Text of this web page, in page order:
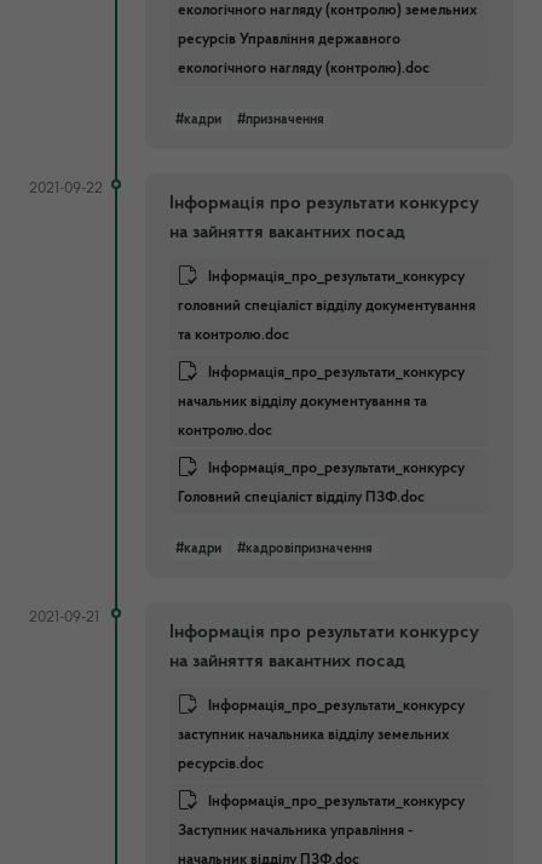
екологічного нагляду (контролю) земельних
ресурсів Управління державного
екологічного нагляду (контролю).doc
#кадри #призначення
2021-09-22
Інформація про результати конкурсу
на зайняття вакантних посад
Інформація_про_результати_конкурсу
головний спеціаліст відділу документування
та контролю.doc
Інформація_про_результати_конкурсу
начальник відділу документування та
контролю.doc
Інформація_про_результати_конкурсу
Головний спеціаліст відділу ПЗФ.doc
#кадри #кадровіпризначення
2021-09-21
Інформація про результати конкурсу
на зайняття вакантних посад
Інформація_про_результати_конкурсу
заступник начальника відділу земельних
ресурсів.doc
Інформація_про_результати_конкурсу
Заступник начальника управління -
начальник відділу ПЗФ.doc